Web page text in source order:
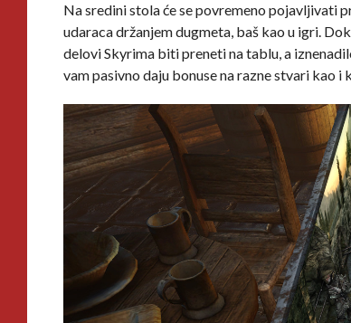
Na sredini stola će se povremeno pojavljivati
udaraca držanjem dugmeta, baš kao u igri.
delovi Skyrima biti preneti na tablu, a
vam pasivno daju bonuse na razne stvari kao